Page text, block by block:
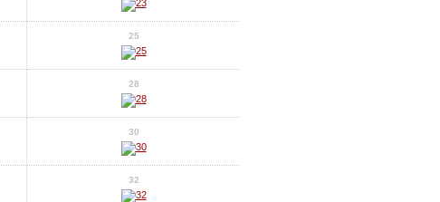
25
28
30
32